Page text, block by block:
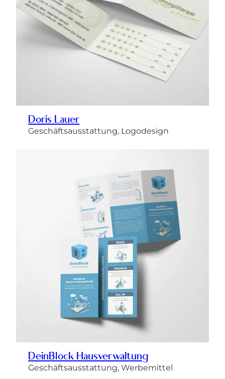
Doris Lauer
Geschäftsausstattung, Logodesign
DeinBlock Hausverwaltung
Geschäftsausstattung, Werbemittel